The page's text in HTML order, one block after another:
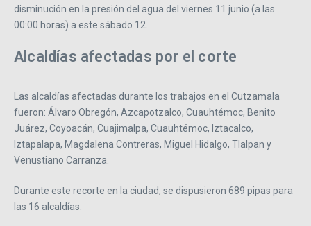
disminución en la presión del agua del viernes 11 junio (a las
00:00 horas) a este sábado 12.
Alcaldías afectadas por el corte
Las alcaldías afectadas durante los trabajos en el Cutzamala
fueron: Álvaro Obregón, Azcapotzalco, Cuauhtémoc, Benito
Juárez, Coyoacán, Cuajimalpa, Cuauhtémoc, Iztacalco,
Iztapalapa, Magdalena Contreras, Miguel Hidalgo, Tlalpan y
Venustiano Carranza.
Durante este recorte en la ciudad, se dispusieron 689 pipas para
las 16 alcaldías.